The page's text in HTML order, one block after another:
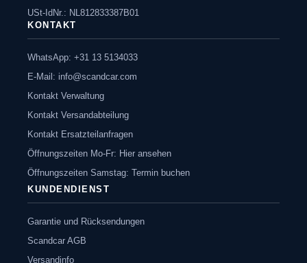
USt-IdNr.: NL812833387B01
KONTAKT
WhatsApp: +31 13 5134033
E-Mail: info@scandcar.com
Kontakt Verwaltung
Kontakt Versandabteilung
Kontakt Ersatzteilanfragen
Öffnungszeiten Mo-Fr: Hier ansehen
Öffnungszeiten Samstag: Termin buchen
KUNDENDIENST
Garantie und Rücksendungen
Scandcar AGB
Versandinfo